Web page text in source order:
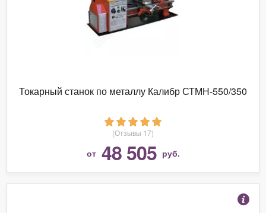
Токарный станок по металлу Калибр СТМН-550/350
(Отзывы 17)
от 48 505 руб.